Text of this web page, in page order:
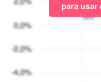
para usar